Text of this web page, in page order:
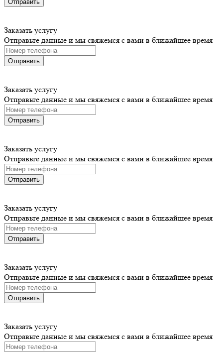
Отправить
Заказать услугу
Отправьте данные и мы свяжемся с вами в ближайшее время
Отправить
Заказать услугу
Отправьте данные и мы свяжемся с вами в ближайшее время
Отправить
Заказать услугу
Отправьте данные и мы свяжемся с вами в ближайшее время
Отправить
Заказать услугу
Отправьте данные и мы свяжемся с вами в ближайшее время
Отправить
Заказать услугу
Отправьте данные и мы свяжемся с вами в ближайшее время
Отправить
Заказать услугу
Отправьте данные и мы свяжемся с вами в ближайшее время